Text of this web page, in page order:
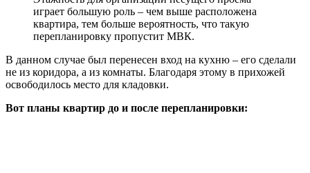
играет большую роль – чем выше расположена
квартира, тем больше вероятность, что такую
перепланировку пропустит МВК.
В данном случае был перенесен вход на кухню – его сделали
не из коридора, а из комнаты. Благодаря этому в прихожей
освободилось место для кладовки.
Вот планы квартир до и после перепланировки: